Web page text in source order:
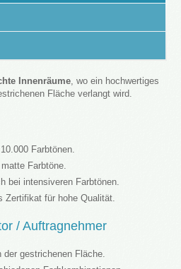
Innenräume , wo ein hochwertiges
Fläche verlangt wird.
Farbtönen.
Farbtöne.
bei intensiveren Farbtönen.
Zertifikat für hohe Qualität.
/ Auftragnehmer
gestrichenen Fläche.